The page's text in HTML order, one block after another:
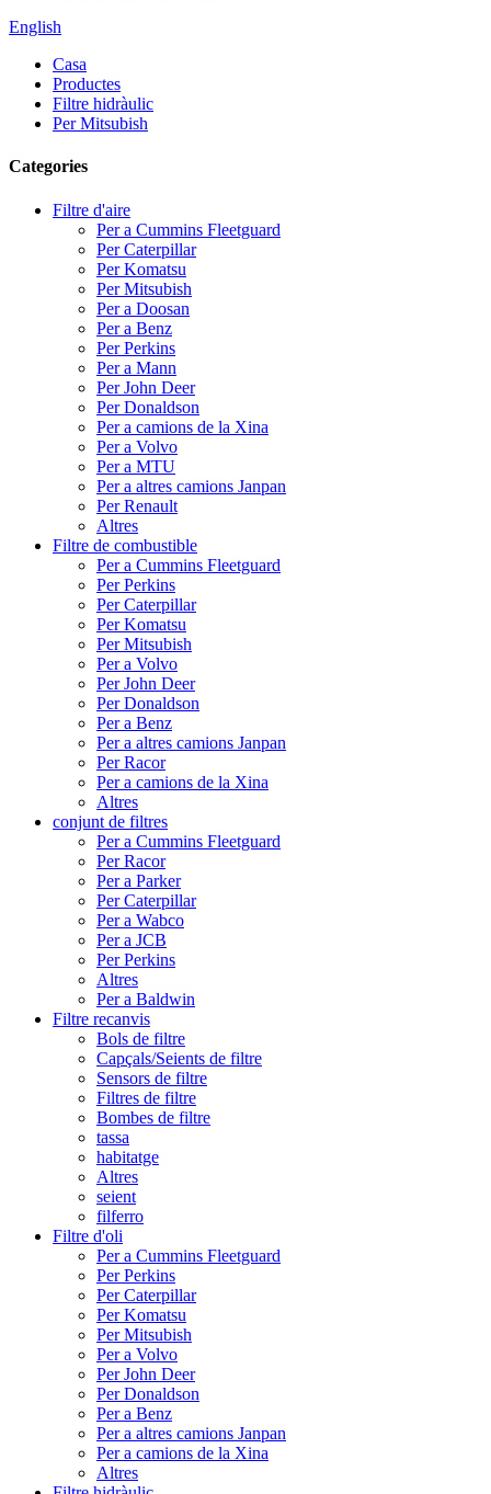
English
Casa
Productes
Filtre hidràulic
Per Mitsubish
Categories
Filtre d'aire
Per a Cummins Fleetguard
Per Caterpillar
Per Komatsu
Per Mitsubish
Per a Doosan
Per a Benz
Per Perkins
Per a Mann
Per John Deer
Per Donaldson
Per a camions de la Xina
Per a Volvo
Per a MTU
Per a altres camions Janpan
Per Renault
Altres
Filtre de combustible
Per a Cummins Fleetguard
Per Perkins
Per Caterpillar
Per Komatsu
Per Mitsubish
Per a Volvo
Per John Deer
Per Donaldson
Per a Benz
Per a altres camions Janpan
Per Racor
Per a camions de la Xina
Altres
conjunt de filtres
Per a Cummins Fleetguard
Per Racor
Per a Parker
Per Caterpillar
Per a Wabco
Per a JCB
Per Perkins
Altres
Per a Baldwin
Filtre recanvis
Bols de filtre
Capçals/Seients de filtre
Sensors de filtre
Filtres de filtre
Bombes de filtre
tassa
habitatge
Altres
seient
filferro
Filtre d'oli
Per a Cummins Fleetguard
Per Perkins
Per Caterpillar
Per Komatsu
Per Mitsubish
Per a Volvo
Per John Deer
Per Donaldson
Per a Benz
Per a altres camions Janpan
Per a camions de la Xina
Altres